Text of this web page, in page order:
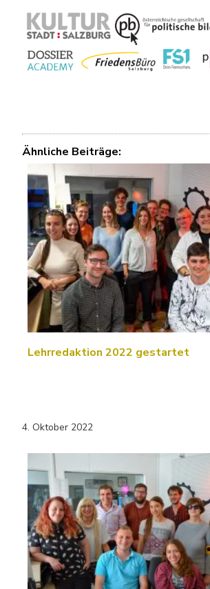
Ähnliche Beiträge:
Lehrredaktion 2022 gestartet
4. Oktober 2022